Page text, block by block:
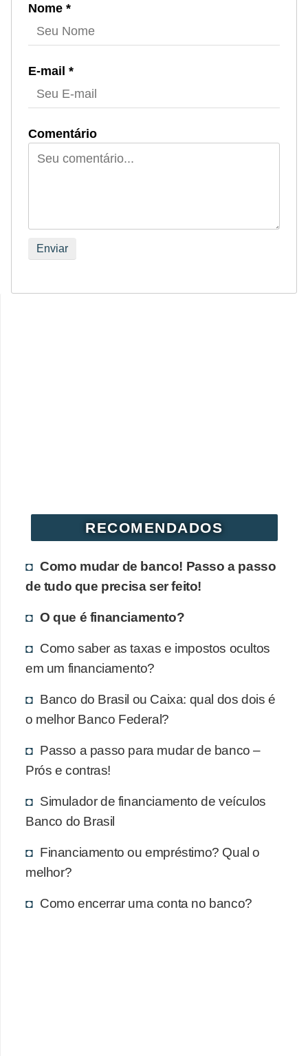
Nome *
E-mail *
Comentário
RECOMENDADOS
Como mudar de banco! Passo a passo
de tudo que precisa ser feito!
O que é financiamento?
Como saber as taxas e impostos ocultos
em um financiamento?
Banco do Brasil ou Caixa: qual dos dois é
o melhor Banco Federal?
Passo a passo para mudar de banco –
Prós e contras!
Simulador de financiamento de veículos
Banco do Brasil
Financiamento ou empréstimo? Qual o
melhor?
Como encerrar uma conta no banco?